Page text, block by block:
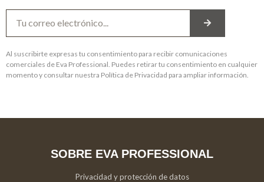
Al suscribirte expresas tu consentimiento para recibir comunicaciones
comerciales de Eva Professional. Puedes retirar tu consentimiento en cualquier
momento y consultar nuestra Política de Privacidad para ampliar información.
SOBRE EVA PROFESSIONAL
Privacidad y protección de datos